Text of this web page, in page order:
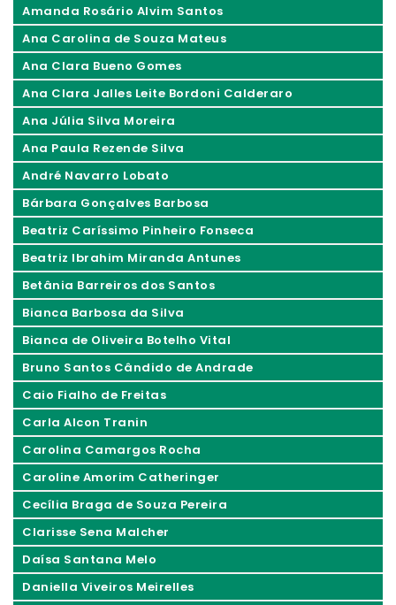
Amanda Rosário Alvim Santos
Ana Carolina de Souza Mateus
Ana Clara Bueno Gomes
Ana Clara Jalles Leite Bordoni Calderaro
Ana Júlia Silva Moreira
Ana Paula Rezende Silva
André Navarro Lobato
Bárbara Gonçalves Barbosa
Beatriz Caríssimo Pinheiro Fonseca
Beatriz Ibrahim Miranda Antunes
Betânia Barreiros dos Santos
Bianca Barbosa da Silva
Bianca de Oliveira Botelho Vital
Bruno Santos Cândido de Andrade
Caio Fialho de Freitas
Carla Alcon Tranin
Carolina Camargos Rocha
Caroline Amorim Catheringer
Cecília Braga de Souza Pereira
Clarisse Sena Malcher
Daísa Santana Melo
Daniella Viveiros Meirelles